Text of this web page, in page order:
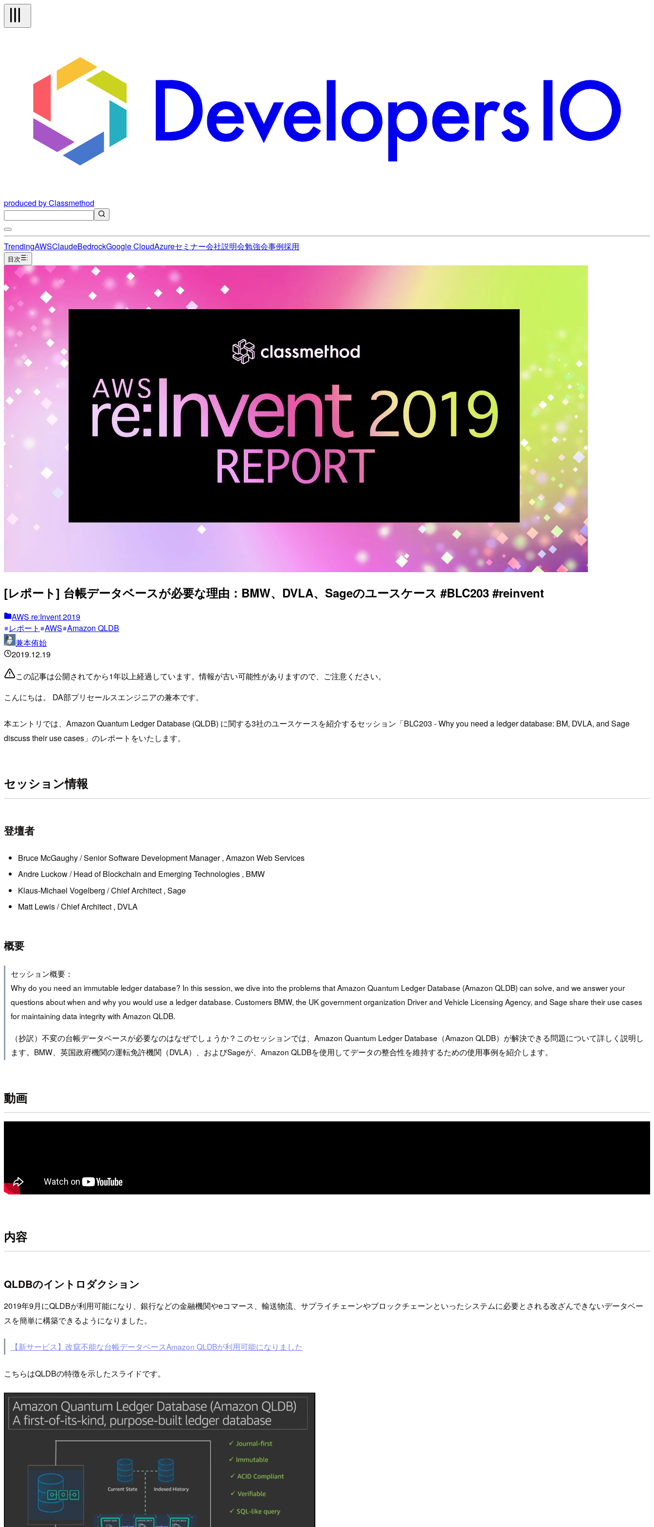
produced by Classmethod
TrendingAWSClaudeBedrockGoogle CloudAzureセミナー会社説明会勉強会事例採用
目次
[レポート] 台帳データベースが必要な理由：BMW、DVLA、Sageのユースケース #BLC203 #reinvent
AWS re:Invent 2019
レポート
AWS Amazon QLDB
兼本侑始
2019.12.19
この記事は公開されてから1年以上経過しています。情報が古い可能性がありますので、ご注意ください。
こんにちは。 DA部プリセールスエンジニアの兼本です。
本エントリでは、Amazon Quantum Ledger Database (QLDB) に関する3社のユースケースを紹介するセッション「BLC203 - Why you need a ledger database: BM, DVLA, and Sage
discuss their use cases」のレポートをいたします。
セッション情報
登壇者
Bruce McGaughy / Senior Software Development Manager , Amazon Web Services
Andre Luckow / Head of Blockchain and Emerging Technologies , BMW
Klaus-Michael Vogelberg / Chief Architect , Sage
Matt Lewis / Chief Architect , DVLA
概要
セッション概要：
Why do you need an immutable ledger database? In this session, we dive into the problems that Amazon Quantum Ledger Database (Amazon QLDB) can solve, and we answer your
questions about when and why you would use a ledger database. Customers BMW, the UK government organization Driver and Vehicle Licensing Agency, and Sage share their use cases
for maintaining data integrity with Amazon QLDB.
（抄訳）不変の台帳データベースが必要なのはなぜでしょうか？このセッションでは、Amazon Quantum Ledger Database（Amazon QLDB）が解決できる問題について詳しく説明し
ます。BMW、英国政府機関の運転免許機関（DVLA）、およびSageが、Amazon QLDBを使用してデータの整合性を維持するための使用事例を紹介します。
動画
内容
QLDBのイントロダクション
2019年9月にQLDBが利用可能になり、銀行などの金融機関やeコマース、輸送物流、サプライチェーンやブロックチェーンといったシステムに必要とされる改ざんできないデータベー
スを簡単に構築できるようになりました。
【新サービス】改竄不能な台帳データベースAmazon QLDBが利用可能になりました
こちらはQLDBの特徴を示したスライドです。